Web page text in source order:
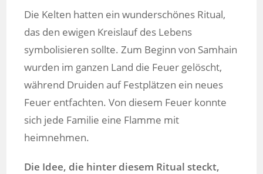
Die Kelten hatten ein wunderschönes Ritual,
das den ewigen Kreislauf des Lebens
symbolisieren sollte. Zum Beginn von Samhain
wurden im ganzen Land die Feuer gelöscht,
während Druiden auf Festplätzen ein neues
Feuer entfachten. Von diesem Feuer konnte
sich jede Familie eine Flamme mit
heimnehmen.
Die Idee, die hinter diesem Ritual steckt,